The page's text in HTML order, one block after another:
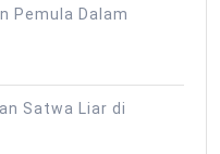
Pemula Dalam
Satwa Liar di